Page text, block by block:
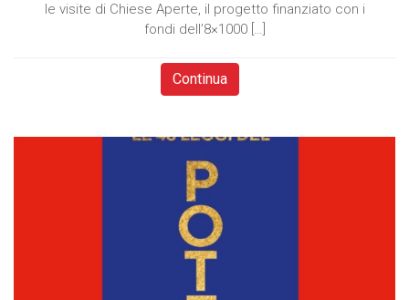
le visite di Chiese Aperte, il progetto finanziato con i
fondi dell’8×1000 […]
Continua